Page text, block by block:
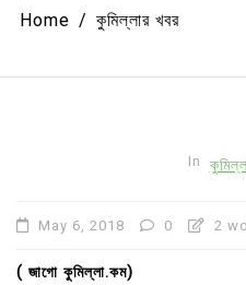
Home কুমিল্লার খবর
In
May 6, 2018 0 2
( জাগো কুমিল্লা.কম)